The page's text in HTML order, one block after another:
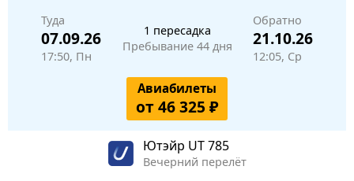
Туда
07.09.26
17:50, Пн
1 пересадка
Пребывание 44 дня
Обратно
21.10.26
12:05, Ср
Авиабилеты
от 46 325 ₽
Ютэйр UT 785
Вечерний перелёт